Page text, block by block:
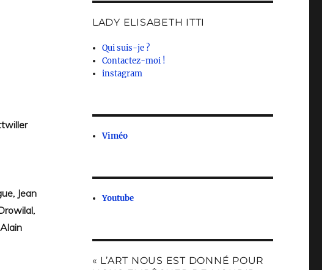
Jean
LADY ELISABETH ITTI
Qui suis-je ?
Contactez-moi !
instagram
Viméo
Youtube
« L’ART NOUS EST DONNÉ POUR